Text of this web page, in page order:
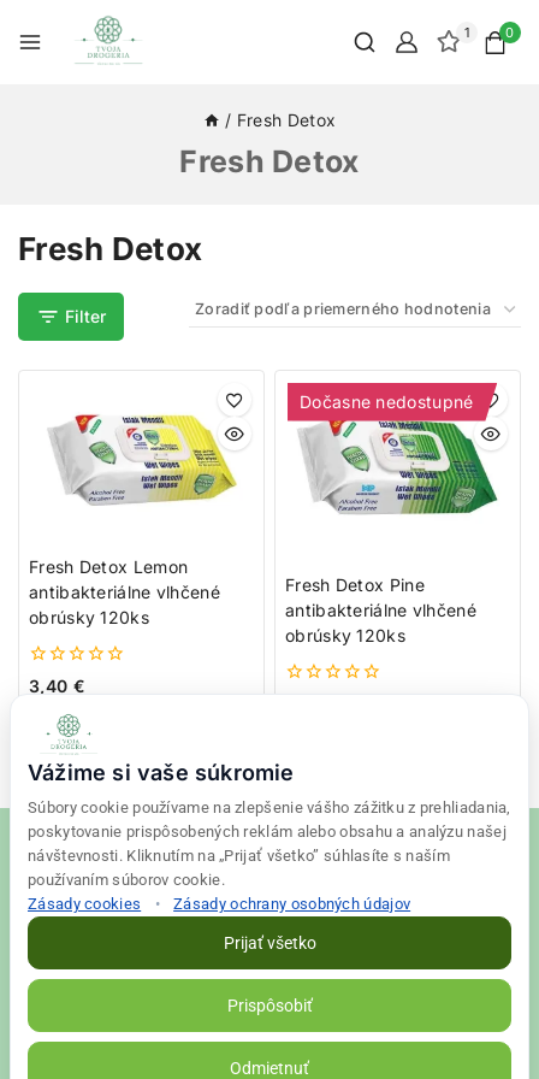
1 0
/ Fresh Detox
Fresh Detox
Fresh Detox
Filter
Fresh Detox Lemon
antibakteriálne vlhčené
obrúsky 120ks
0
z
3,40 €
Pridať do košíka
Dočasne nedostupné
Fresh Detox Pine
antibakteriálne vlhčené
obrúsky 120ks
Zásady ochrany osobných údajov|
VALLS s. r. o. | IČO: 56698526 | DIČ: 2122398663
Vážime si vaše súkromie
Súbory cookie používame na zlepšenie vášho zážitku z prehliadania,
poskytovanie prispôsobených reklám alebo obsahu a analýzu našej
návštevnosti. Kliknutím na „Prijať všetko” súhlasíte s naším
používaním súborov cookie.
Zásady cookies
• Zásady ochrany osobných údajov
Prispôsobiť
Odmietnuť
Prijať všetko